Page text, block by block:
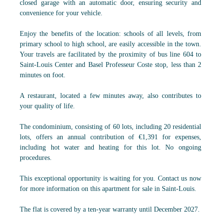
closed garage with an automatic door, ensuring security and
convenience for your vehicle.
Enjoy the benefits of the location: schools of all levels, from
primary school to high school, are easily accessible in the town.
Your travels are facilitated by the proximity of bus line 604 to
Saint-Louis Center and Basel Professeur Coste stop, less than 2
minutes on foot.
A restaurant, located a few minutes away, also contributes to
your quality of life.
The condominium, consisting of 60 lots, including 20 residential
lots, offers an annual contribution of €1,391 for expenses,
including hot water and heating for this lot. No ongoing
procedures.
This exceptional opportunity is waiting for you. Contact us now
for more information on this apartment for sale in Saint-Louis.
The flat is covered by a ten-year warranty until December 2027.